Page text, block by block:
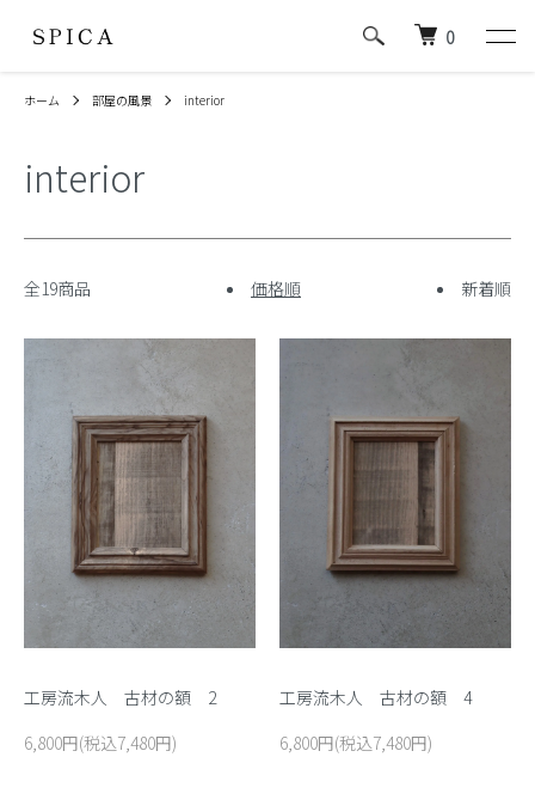
0
ホーム 部屋の風景 interior
interior
全19商品 価格順 新着順
工房流木人 古材の額 2
6,800円(税込7,480円)
工房流木人 古材の額 4
6,800円(税込7,480円)